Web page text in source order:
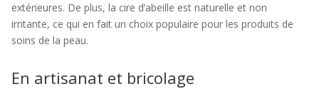
extérieures. De plus, la cire d’abeille est naturelle et non
irritante, ce qui en fait un choix populaire pour les produits de
soins de la peau.
En artisanat et bricolage